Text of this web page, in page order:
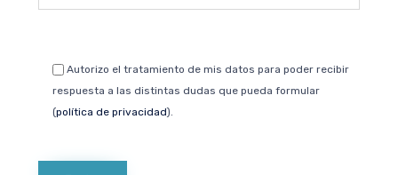
Autorizo el tratamiento de mis datos para poder recibir
respuesta a las distintas dudas que pueda formular
(política de privacidad).